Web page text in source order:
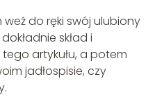
do ręki swój ulubiony
skład i
artykułu, a potem
jadłospisie, czy